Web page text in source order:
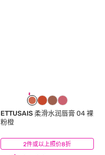
2件或以上照价8折
ETTUSAIS柔滑水润唇膏 04 裸
粉橙
(1)